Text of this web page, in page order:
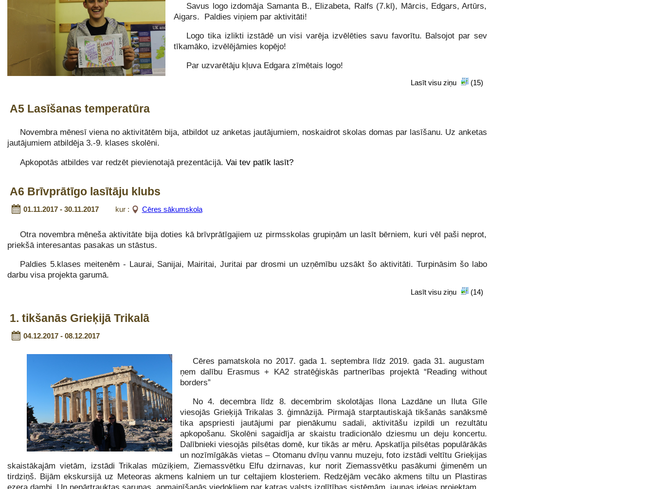
Savus logo izdomāja Samanta B., Elizabeta, Ralfs (7.kl), Mārcis, Edgars, Artūrs,
Aigars. Paldies viņiem par aktivitāti!
Logo tika izlikti izstādē un visi varēja izvēlēties savu favorītu. Balsojot par sev
tīkamāko, izvēlējāmies kopējo!
Par uzvarētāju kļuva Edgara zīmētais logo!
Lasīt visu ziņu (15)
A5 Lasīšanas temperatūra
Novembra mēnesī viena no aktivitātēm bija, atbildot uz anketas jautājumiem, noskaidrot skolas domas par lasīšanu. Uz anketas
jautājumiem atbildēja 3.-9. klases skolēni.
Apkopotās atbildes var redzēt pievienotajā prezentācijā. Vai tev patīk lasīt?
A6 Brīvprātīgo lasītāju klubs
01.11.2017 - 30.11.2017 kur : Cēres sākumskola
Otra novembra mēneša aktivitāte bija doties kā brīvprātīgajiem uz pirmsskolas grupiņām un lasīt bērniem, kuri vēl paši neprot,
priekšā interesantas pasakas un stāstus.
Paldies 5.klases meitenēm - Laurai, Sanijai, Mairitai, Juritai par drosmi un uzņēmību uzsākt šo aktivitāti. Turpināsim šo labo
darbu visa projekta garumā.
Lasīt visu ziņu (14)
1. tikšanās Grieķijā Trikalā
04.12.2017 - 08.12.2017
Cēres pamatskola no 2017. gada 1. septembra līdz 2019. gada 31. augustam
ņem dalību Erasmus + KA2 stratēģiskās partnerības projektā “Reading without
borders”
No 4. decembra līdz 8. decembrim skolotājas Ilona Lazdāne un Iluta Gīle
viesojās Grieķijā Trikalas 3. ģimnāzijā. Pirmajā starptautiskajā tikšanās sanāksmē
tika apspriesti jautājumi par pienākumu sadali, aktivitāšu izpildi un rezultātu
apkopošanu. Skolēni sagaidīja ar skaistu tradicionālo dziesmu un deju koncertu.
Dalībnieki viesojās pilsētas domē, kur tikās ar mēru. Apskatīja pilsētas populārākās
un nozīmīgākās vietas – Otomanu dvīņu vannu muzeju, foto izstādi veltītu Grieķijas
skaistākajām vietām, izstādi Trikalas mūziķiem, Ziemassvētku Elfu dzirnavas, kur norit Ziemassvētku pasākumi ģimenēm un
tirdziņš. Bijām ekskursijā uz Meteoras akmens kalniem un tur celtajiem klosteriem. Redzējām vecāko akmens tiltu un Plastiras
ezera dambi. Un nepārtrauktas sarunas, apmainīšanās viedokļiem par katras valsts izglītības sistēmām, jaunas idejas projektam.